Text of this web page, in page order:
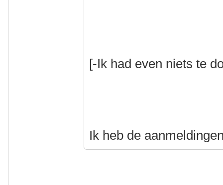
[-Ik had even niets te
Ik heb de